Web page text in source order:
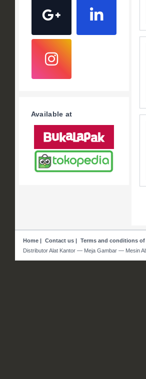
Available at
Home| Contact us| Terms and conditions of
Distributor Alat Kantor — Meja Gambar — Mesin